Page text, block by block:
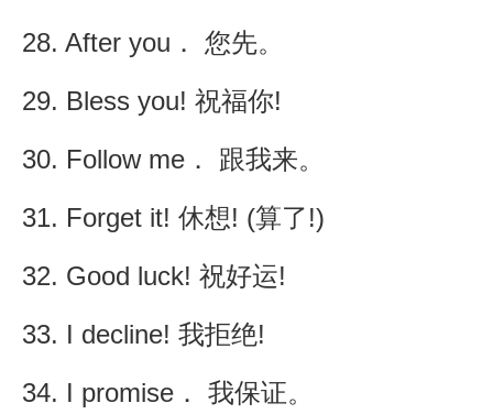
28. After you． 您先。
29. Bless you! 祝福你!
30. Follow me． 跟我来。
31. Forget it! 休想! (算了!)
32. Good luck! 祝好运!
33. I decline! 我拒绝!
34. I promise． 我保证。